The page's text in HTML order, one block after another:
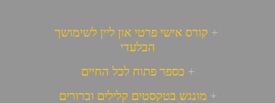
+ קורס אישי פרטי און ליין לשימושך
הבלעדי
+ כספר פתוח לכל החיים
+ מונגש בטקסטים קלילים וברורים